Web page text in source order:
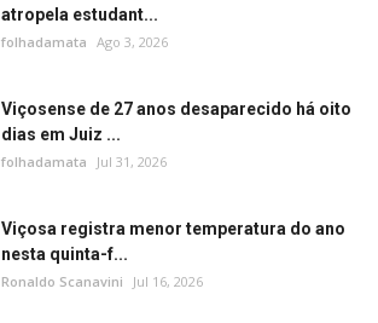
atropela estudant...
folhadamata Ago 3, 2026
Viçosense de 27 anos desaparecido há oito
dias em Juiz ...
folhadamata Jul 31, 2026
Viçosa registra menor temperatura do ano
nesta quinta-f...
Ronaldo Scanavini Jul 16, 2026